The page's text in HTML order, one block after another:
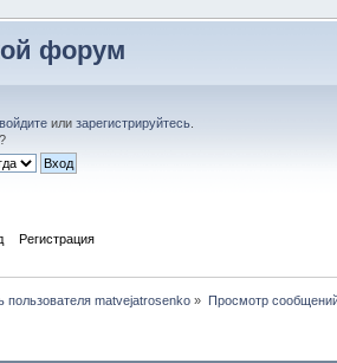
форум
войдитеили зарегистрируйтесь.
Регистрация
пользователя matvejatrosenko » Просмотр